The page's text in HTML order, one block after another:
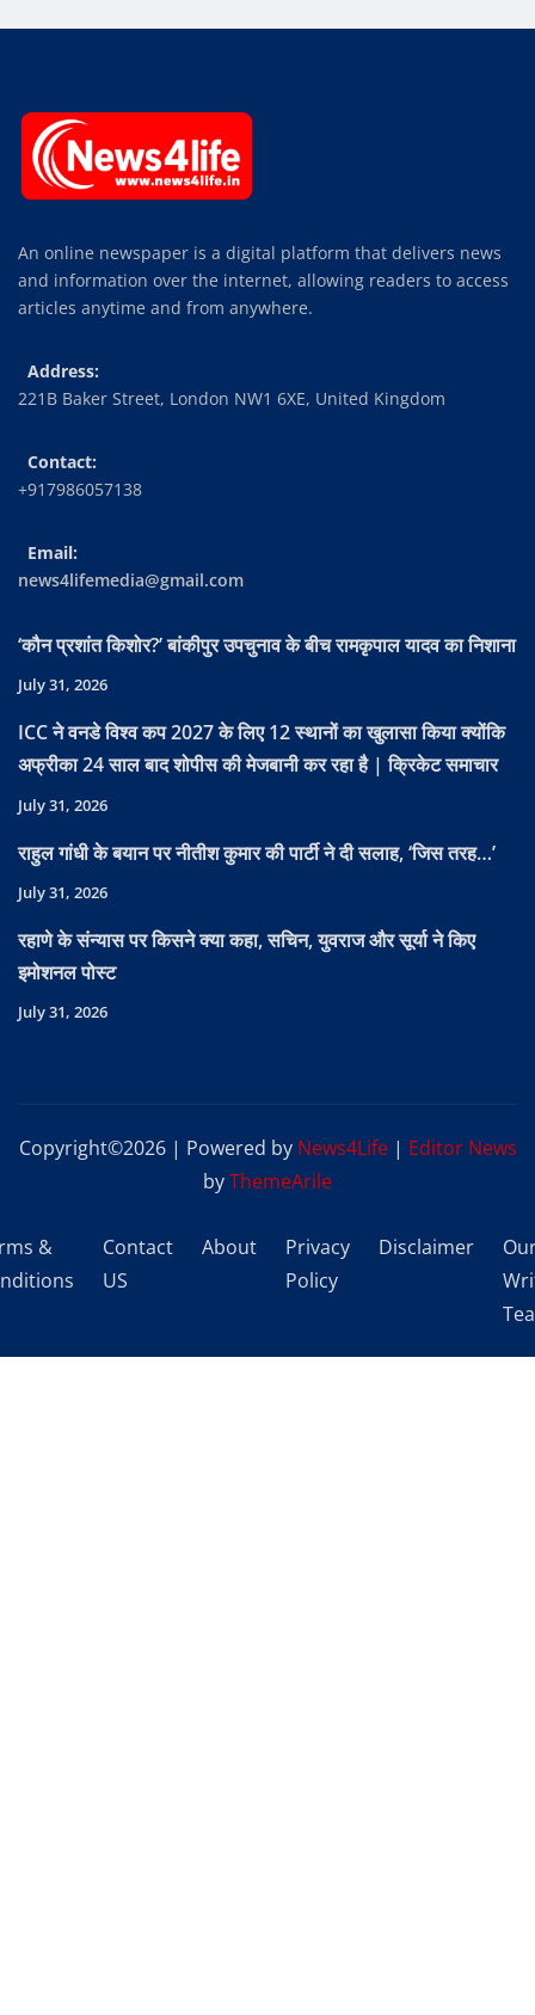
An online newspaper is a digital platform that delivers news
and information over the internet, allowing readers to access
articles anytime and from anywhere.
Address:
221B Baker Street, London NW1 6XE, United Kingdom
Contact:
+917986057138
Email:
news4lifemedia@gmail.com
‘कौन प्रशांत किशोर?’ बांकीपुर उपचुनाव के बीच रामकृपाल यादव का निशाना
July 31, 2026
ICC ने वनडे विश्व कप 2027 के लिए 12 स्थानों का खुलासा किया क्योंकि
अफ्रीका 24 साल बाद शोपीस की मेजबानी कर रहा है | क्रिकेट समाचार
July 31, 2026
राहुल गांधी के बयान पर नीतीश कुमार की पार्टी ने दी सलाह, ‘जिस तरह…’
July 31, 2026
रहाणे के संन्यास पर किसने क्या कहा, सचिन, युवराज और सूर्या ने किए
इमोशनल पोस्ट
July 31, 2026
Copyright©2026 | Powered by News4Life | Editor News
byThemeArile
&
Contact
US
About
Privacy
Policy
Disclaimer